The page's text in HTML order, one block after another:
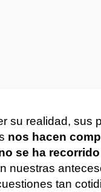
su realidad, sus
nos hacen
se ha recorrido
nuestras
tan